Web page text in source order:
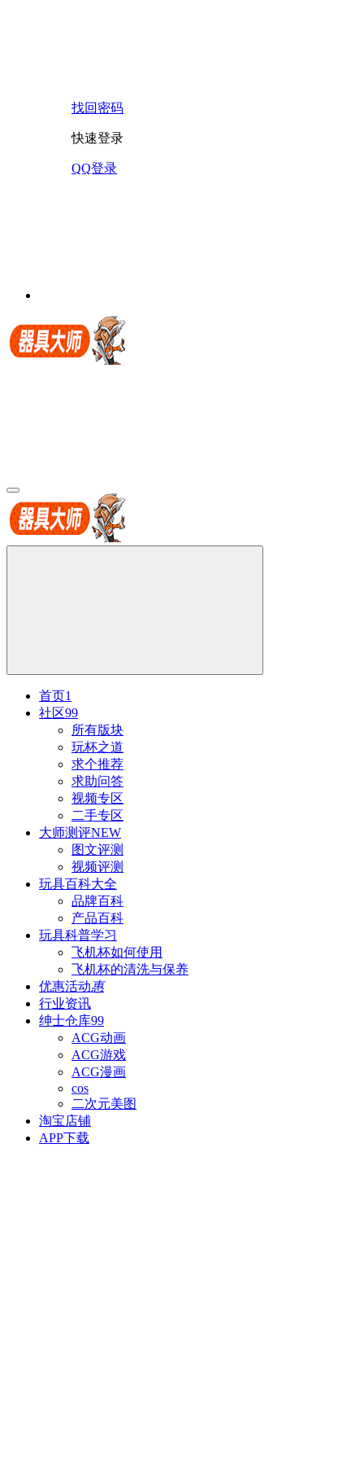
找回密码
快速登录
QQ登录
首页1
社区99
所有版块
玩杯之道
求个推荐
求助问答
视频专区
二手专区
大师测评NEW
图文评测
视频评测
玩具百科大全
品牌百科
产品百科
玩具科普学习
飞机杯如何使用
飞机杯的清洗与保养
优惠活动惠
行业资讯
绅士仓库99
ACG动画
ACG游戏
ACG漫画
cos
二次元美图
淘宝店铺
APP下载